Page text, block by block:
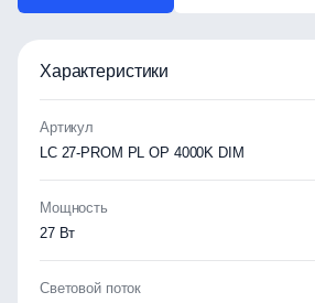
Характеристики
Артикул
LC 27-PROM PL OP 4000K DIM
Мощность
27 Вт
Световой поток